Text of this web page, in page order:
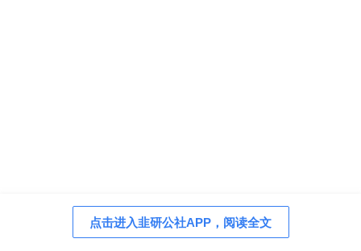
点击进入韭研公社APP，阅读全文